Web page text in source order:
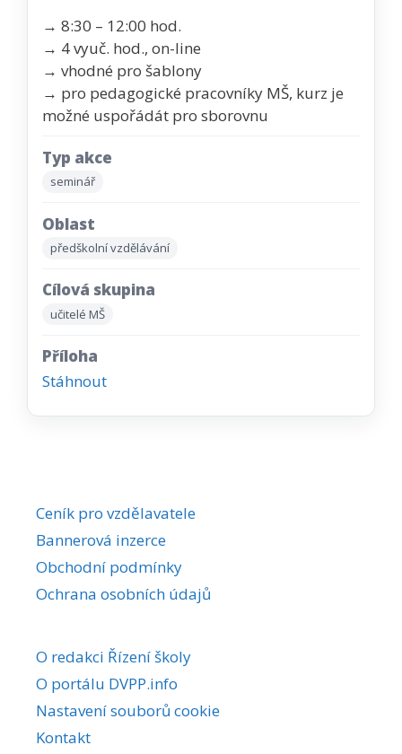
→ 8:30 – 12:00 hod.
→ 4 vyuč. hod., on-line
→ vhodné pro šablony
→ pro pedagogické pracovníky MŠ, kurz je
možné uspořádát pro sborovnu
Typ akce
seminář
Oblast
předškolní vzdělávání
Cílová skupina
učitelé MŠ
Příloha
Stáhnout
Ceník pro vzdělavatele
Bannerová inzerce
Obchodní podmínky
Ochrana osobních údajů
O redakci Řízení školy
O portálu DVPP.info
Nastavení souborů cookie
Kontakt